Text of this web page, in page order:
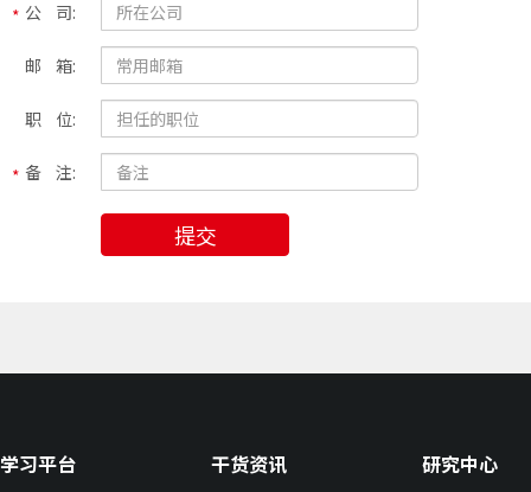
公 司:
邮 箱:
职 位:
备 注:
提交
学习平台 干货资讯 研究中心